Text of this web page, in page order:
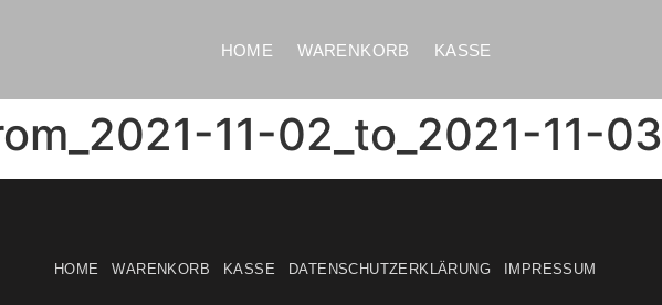
HOME WARENKORB KASSE
11-02_to_2021-11-03
HOME WARENKORB KASSE DATENSCHUTZERKLÄRUNG IMPRESSUM